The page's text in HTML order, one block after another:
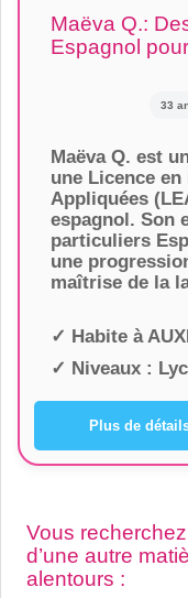
Maëva Q.:
Espagnol
33
Maëva Q. est
une Licence
Appliquées
espagnol. Son
particuliers
une
maîtrise de la
✓ Habite à
✓ Niveaux :
Plus de
Vous
d’une autre
alentours :